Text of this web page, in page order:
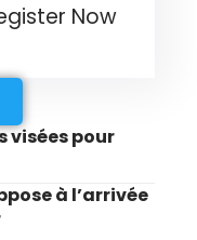
Now
visées pour
à l’arrivée